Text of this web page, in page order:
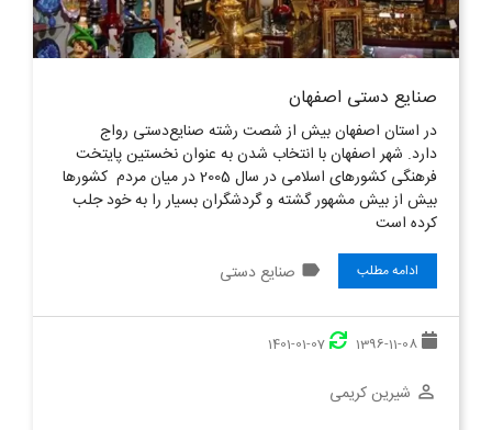
صنایع دستی اصفهان
در استان اصفهان بیش از شصت رشته صنایع‌دستی رواج
دارد. شهر اصفهان با انتخاب شدن به عنوان نخستین پایتخت
فرهنگی کشورهای اسلامی در سال 2005 در میان مردم کشورها
بیش از بیش مشهور گشته و گردشگران بسیار را به خود جلب
کرده است
ادامه مطلب label صنایع دستی
1396-11-08
1401-01-07
perm_identity شیرین کریمی